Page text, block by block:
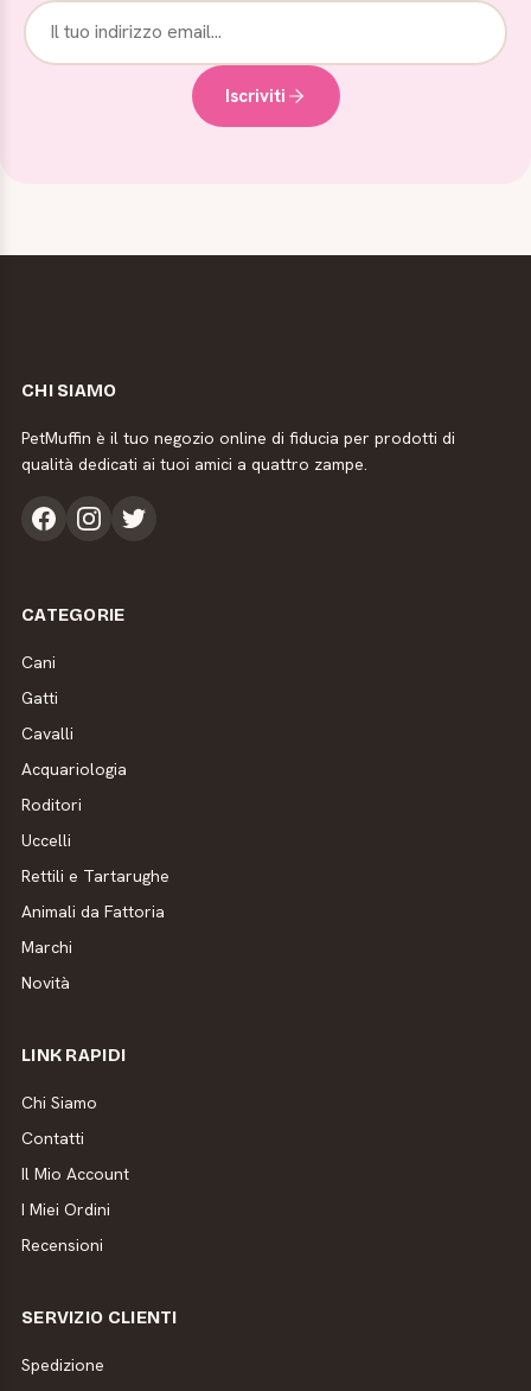
Iscriviti
CHI SIAMO
PetMuffin è il tuo negozio online di fiducia per prodotti di
qualità dedicati ai tuoi amici a quattro zampe.
CATEGORIE
Cani
Gatti
Cavalli
Acquariologia
Roditori
Uccelli
Rettili e Tartarughe
Animali da Fattoria
Marchi
Novità
LINK RAPIDI
Chi Siamo
Contatti
Il Mio Account
I Miei Ordini
Recensioni
SERVIZIO CLIENTI
Spedizione